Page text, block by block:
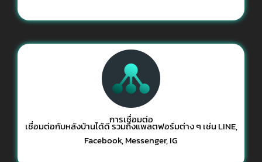
การเชื่อมต่อ
เชื่อมต่อกับหลังบ้านได้ดี รวมถึงแพลตฟอร์มต่าง ๆ เช่น LINE,
Facebook, Messenger, IG